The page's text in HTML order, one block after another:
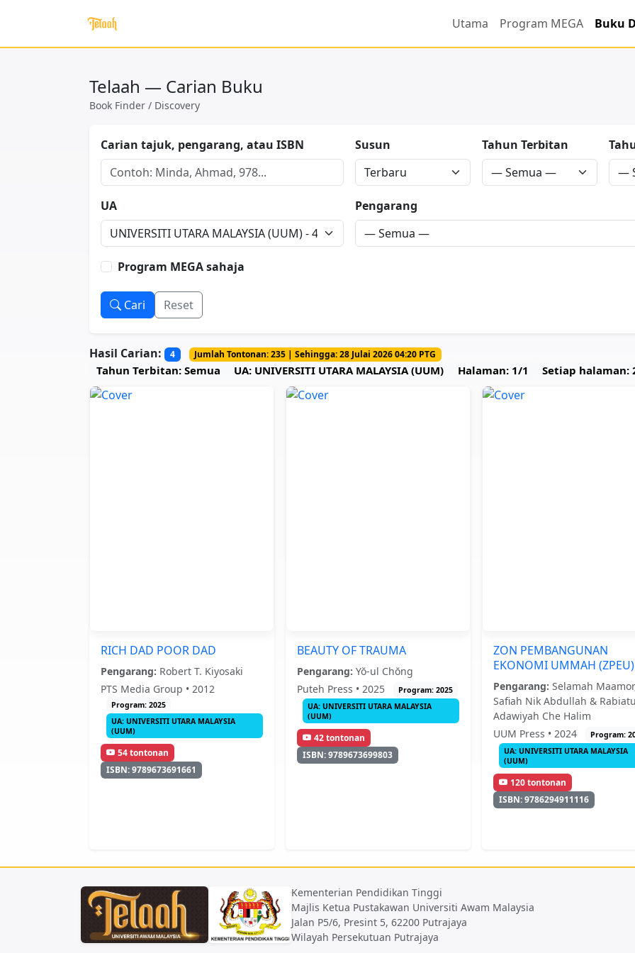
Utama Program MEGA Buku
Telaah — Carian Buku
Book Finder / Discovery
Carian tajuk, pengarang, atau ISBN Susun Tahun Terbitan
UA Pengarang
Program MEGA sahaja
Cari Reset
Hasil Carian: 4 Jumlah Tontonan: 235 | Sehingga: 28 Julai 2026 04:20 PTG
Tahun Terbitan: Semua UA: UNIVERSITI UTARA MALAYSIA (UUM) Halaman: 1/1 Setiap halaman:
RICH DAD POOR DAD
Pengarang: Robert T. Kiyosaki
PTS Media Group • 2012
Program: 2025
UA: UNIVERSITI UTARA MALAYSIA
(UUM)
54 tontonan
ISBN: 9789673691661
BEAUTY OF TRAUMA
Pengarang: Yŏ-ul Chŏng
Puteh Press • 2025
Program: 2025
UA: UNIVERSITI UTARA MALAYSIA
(UUM)
42 tontonan
ISBN: 9789673699803
ZON PEMBANGUNAN
EKONOMI UMMAH (ZPEU)
Pengarang: Selamah
Safiah Nik Abdullah &
Adawiyah Che Halim
UUM Press • 2024
Program:
UA: UNIVERSITI UTARA MALAYSIA
(UUM)
120 tontonan
ISBN: 9786294911116
Kementerian Pendidikan Tinggi
Majlis Ketua Pustakawan Universiti Awam Malaysia
Jalan P5/6, Presint 5, 62200 Putrajaya
Wilayah Persekutuan Putrajaya